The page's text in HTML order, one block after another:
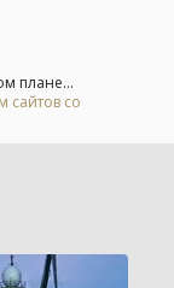
плане...
сайтов со